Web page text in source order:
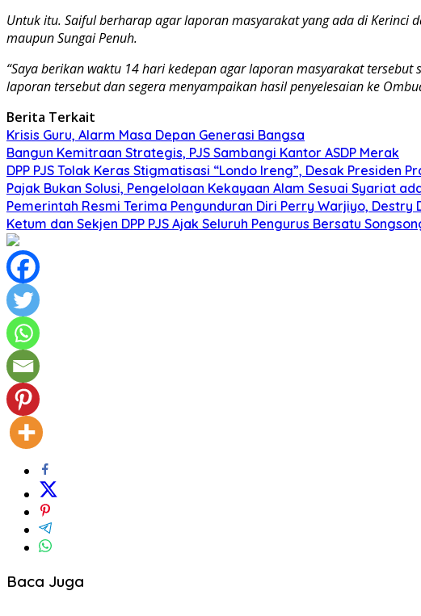
Untuk itu. Saiful berharap agar laporan masyarakat yang ada di Kerinci
maupun Sungai Penuh.
“Saya berikan waktu 14 hari kedepan agar laporan masyarakat
laporan tersebut dan segera menyampaikan hasil penyelesaian ke
Berita Terkait
Krisis Guru, Alarm Masa Depan Generasi Bangsa
Bangun Kemitraan Strategis, PJS Sambangi Kantor ASDP Merak
DPP PJS Tolak Keras Stigmatisasi “Londo Ireng”, Desak Presiden
Pajak Bukan Solusi, Pengelolaan Kekayaan Alam Sesuai Syariat
Pemerintah Resmi Terima Pengunduran Diri Perry Warjiyo,
Ketum dan Sekjen DPP PJS Ajak Seluruh Pengurus Bersatu
Baca Juga